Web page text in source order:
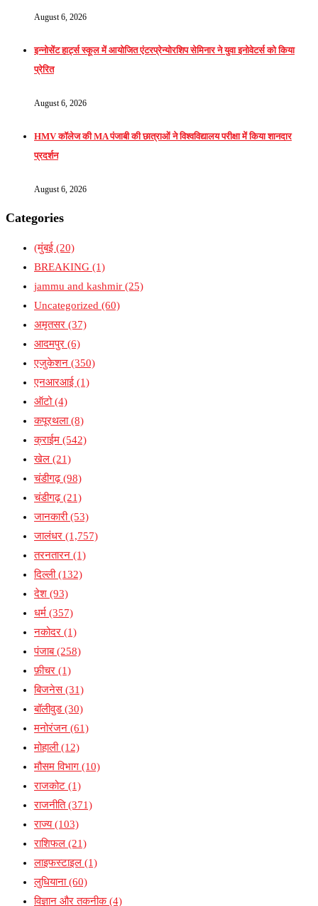
August 6, 2026
इन्नोसेंट हार्ट्स स्कूल में आयोजित एंटरप्रेन्योरशिप सेमिनार ने युवा इनोवेटर्स को किया
प्रेरित
August 6, 2026
HMV कॉलेज की MA पंजाबी की छात्राओं ने विश्वविद्यालय परीक्षा में किया शानदार
प्रदर्शन
August 6, 2026
Categories
(मुंबई (20)
BREAKING (1)
jammu and kashmir (25)
Uncategorized (60)
अमृतसर (37)
आदमपुर (6)
एजुकेशन (350)
एनआरआई (1)
ऑटो(4)
कपूरथला(8)
क्राईम (542)
खेल (21)
चंडीगढ़(98)
चंडीगढ़(21)
जानकारी(53)
जालंधर (1,757)
तरनतारन (1)
दिल्ली(132)
देश (93)
धर्म (357)
नकोदर (1)
पंजाब(258)
फ़ीचर (1)
बिजनेस(31)
बॉलीवुड(30)
मनोरंजन (61)
मोहाली(12)
मौसम विभाग (10)
राजकोट (1)
राजनीति(371)
राज्य(103)
राशिफल (21)
लाइफस्टाइल (1)
लुधियाना(60)
विज्ञान और तकनीक(4)